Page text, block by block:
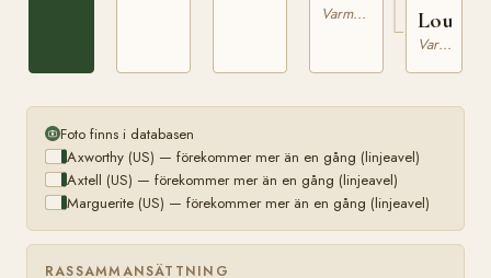
Varmblodig Travhäst Lou
Varmblodig Travhäst
Foto finns i databasen
Axworthy (US) — förekommer mer än en gång (linjeavel)
Axtell (US) — förekommer mer än en gång (linjeavel)
Marguerite (US) — förekommer mer än en gång (linjeavel)
RASSAMMANSÄTTNING